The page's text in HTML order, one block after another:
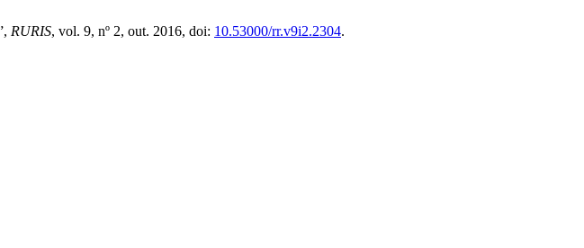
RURIS, vol. 9, nº 2, out. 2016, doi: 10.53000/rr.v9i2.2304.